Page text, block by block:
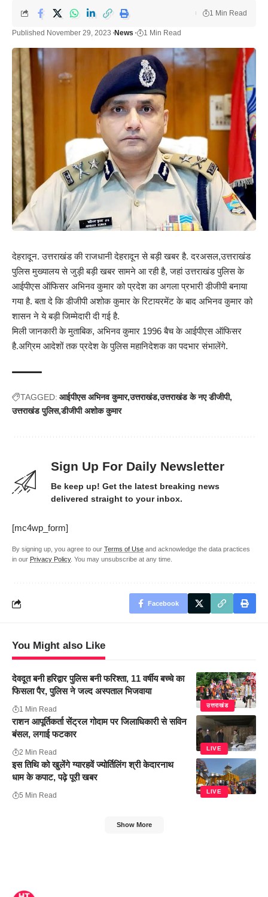
Published November 29, 2023 News 1 Min Read
1 Min Read
देहरादून. उत्तराखंड की राजधानी देहरादून से बड़ी खबर है. दरअसल,उत्तराखंड
पुलिस मुख्यालय से जुड़ी बड़ी खबर सामने आ रही है, जहां उत्तराखंड पुलिस के
आईपीएस ऑफिसर अभिनव कुमार को प्रदेश का अगला प्रभारी डीजीपी बनाया
गया है. बता दे कि डीजीपी अशोक कुमार के रिटायरमेंट के बाद अभिनव कुमार को
शासन ने ये बड़ी जिम्मेदारी दी गई है.
मिली जानकारी के मुताबिक, अभिनव कुमार 1996 बैच के आईपीएस ऑफिसर
है.अग्रिम आदेशों तक प्रदेश के पुलिस महानिदेशक का पदभार संभालेंगे.
TAGGED: आईपीएस अभिनव कुमार उत्तराखंड उत्तराखंड के नए डीजीपी
उत्तराखंड पुलिस डीजीपी अशोक कुमार
Sign Up For Daily Newsletter
Be keep up! Get the latest breaking news
delivered straight to your inbox.
[mc4wp_form]
By signing up, you agree to our Terms of Use and acknowledge the data practices
in our Privacy Policy. You may unsubscribe at any time.
Facebook
You Might also Like
उत्तराखंड
देवदूत बनी हरिद्वार पुलिस बनी फरिश्ता, 11 वर्षीय बच्चे का
फिसला पैर, पुलिस ने जल्द अस्पताल भिजवाया
1 Min Read
LIVE
राशन आपूर्तिकर्ता सेंट्रल गोदाम पर जिलाधिकारी से सविन
बंसल, लगाई फटकार
2 Min Read
LIVE
इस तिथि को खुलेंगे ग्यारहवें ज्योर्तिलिंग श्री केदारनाथ
धाम के कपाट, पढ़े पूरी खबर
5 Min Read
Show More